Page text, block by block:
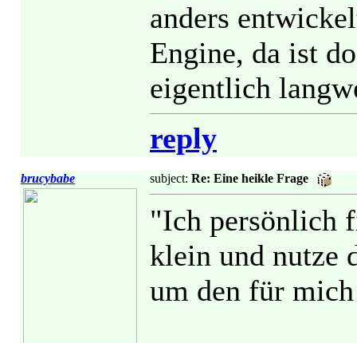
anders
Engine, da ist
eigentlich
reply
brucybabe subject: Re: Eine heikle Frage
"Ich persönlich
klein und nutze
um den für